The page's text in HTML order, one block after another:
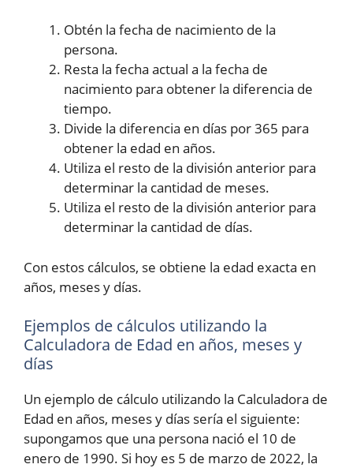
Obtén la fecha de nacimiento de la
persona.
Resta la fecha actual a la fecha de
nacimiento para obtener la diferencia de
tiempo.
Divide la diferencia en días por 365 para
obtener la edad en años.
Utiliza el resto de la división anterior para
determinar la cantidad de meses.
Utiliza el resto de la división anterior para
determinar la cantidad de días.
Con estos cálculos, se obtiene la edad exacta en
años, meses y días.
Ejemplos de cálculos utilizando la
Calculadora de Edad en años, meses y
días
Un ejemplo de cálculo utilizando la Calculadora de
Edad en años, meses y días sería el siguiente:
supongamos que una persona nació el 10 de
enero de 1990. Si hoy es 5 de marzo de 2022, la